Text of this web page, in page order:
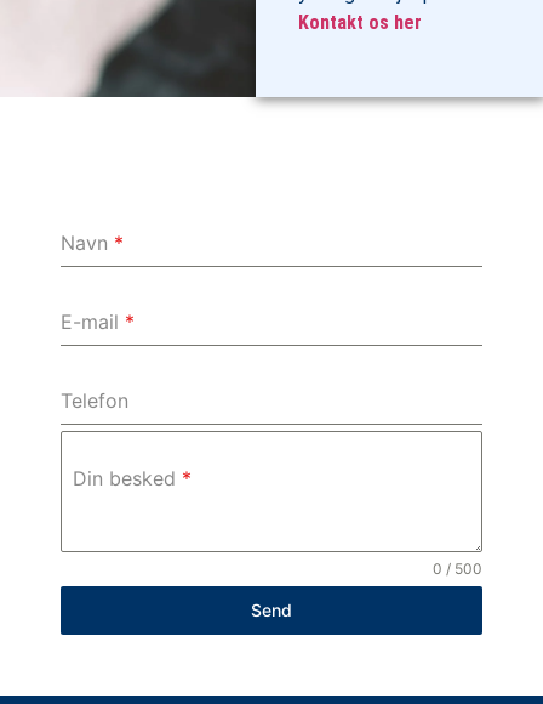
Kontakt os her
Navn *
E-mail *
Telefon
Din besked *
0 / 500
Send